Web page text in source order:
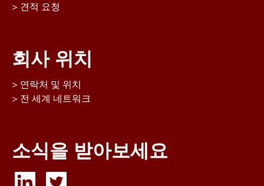
견적 요청
회사 위치
연락처 및 위치
전 세계 네트워크
소식을 받아보세요